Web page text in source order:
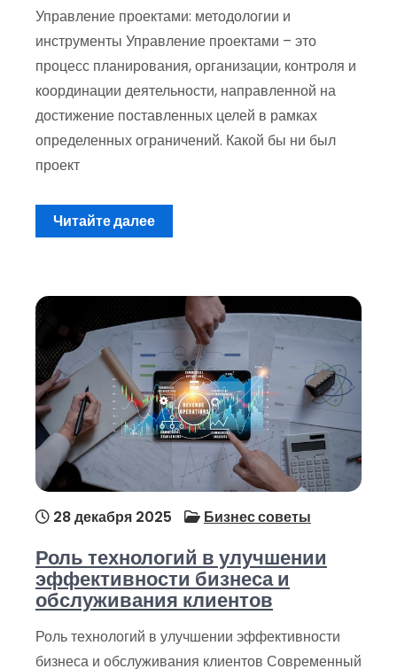
Управление проектами: методологии и
инструменты Управление проектами – это
процесс планирования, организации, контроля и
координации деятельности, направленной на
достижение поставленных целей в рамках
определенных ограничений. Какой бы ни был
проект
Читайте далее
28 декабря 2025 Бизнес советы
Роль технологий в улучшении
эффективности бизнеса и
обслуживания клиентов
Роль технологий в улучшении эффективности
бизнеса и обслуживания клиентов Современный